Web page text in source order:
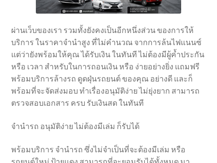
ผ่านเว็บของเรา รวมทั้งยังคงเป็นอีกหนึ่งส่วน ของการให้
บริการ ในราคาจำนำสูง ที่ไม่คำนวณ จากการล้นไฟแนนซ์
แต่ว่ายังพร้อมให้คุณ ได้รับเงิน ในทันที ไม่ต้องมีผู้ค้ำประกัน
หรือ เวลา สำหรับในการถอนเงิน หรือ ง่ายอย่างยิ่ง แถมฟรี
พร้อมบริการล้างรถ ดูดฝุ่นรถยนต์ ของคุณ อย่างดี และก็
พร้อมที่จะจัดส่งมอบ ทำเรื่องอนุมัติง่าย ไม่ยุ่งยาก สามารถ
ตรวจสอบเอกสาร ครบ รับเงินสด ในทันที
จำนำรถ อนุมัติง่าย ไม่ต้องมีเล่ม ก็รับได้
พร้อมบริการ จำนำรถ ซึ่งไม่จำเป็นที่จะต้องมีเล่ม หรือ